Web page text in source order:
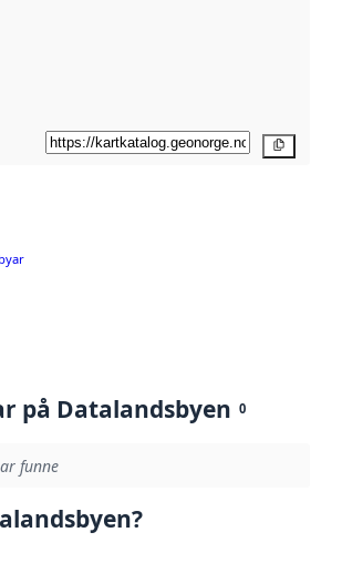
på Datalandsbyen 0
funne